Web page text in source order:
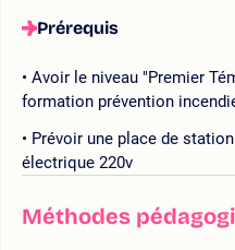
Prérequis
Avoir le niveau "Premier
formation prévention
Prévoir une place de
électrique 220v
Méthodes